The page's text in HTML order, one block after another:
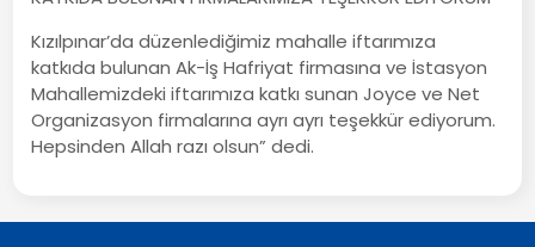
Kızılpınar’da düzenlediğimiz mahalle iftarımıza
katkıda bulunan Ak-İş Hafriyat firmasına ve İstasyon
Mahallemizdeki iftarımıza katkı sunan Joyce ve Net
Organizasyon firmalarına ayrı ayrı teşekkür ediyorum.
Hepsinden Allah razı olsun” dedi.